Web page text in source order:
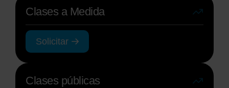
Clases a Medida
Solicitar
Clases públicas